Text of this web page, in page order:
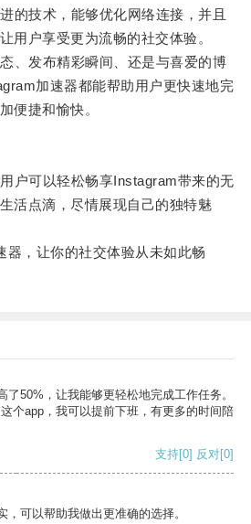
技术，能够优化网络连接，并且
用户享受更为流畅的社交体验。
发布精彩瞬间、还是与喜爱的博
加速器都能帮助用户更快速地完
便捷和愉快。
可以轻松畅享Instagram带来的无
活点滴，尽情展现自己的独特魅
，让你的社交体验从未如此畅
了50%，让我能够更轻松地完成工作任务。
个app，我可以提前下班，有更多的时间陪
支持[0] 反对[0]
可以帮助我做出更准确的选择。